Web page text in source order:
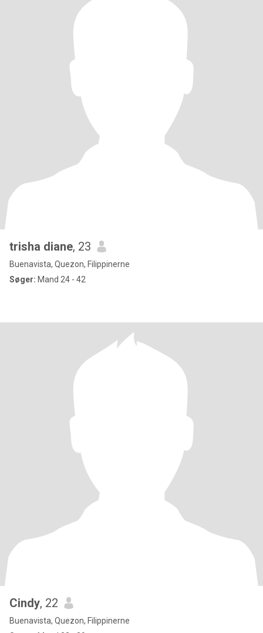
trisha diane, 23
Buenavista, Quezon, Filippinerne
Søger: Mand 24 - 42
Cindy, 22
Buenavista, Quezon, Filippinerne